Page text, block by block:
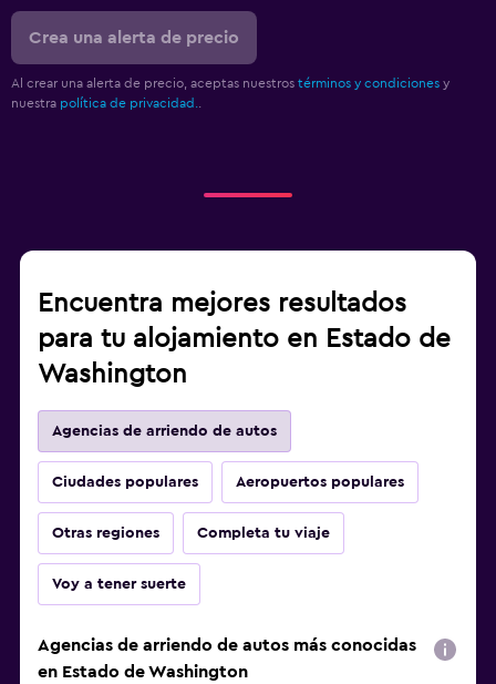
Crea una alerta de precio
Al crear una alerta de precio, aceptas nuestros términos y condiciones y
nuestra política de privacidad..
Encuentra mejores resultados
para tu alojamiento en Estado de
Washington
Agencias de arriendo de autos
Ciudades populares Aeropuertos populares
Otras regiones Completa tu viaje
Voy a tener suerte
Agencias de arriendo de autos más conocidas
en Estado de Washington